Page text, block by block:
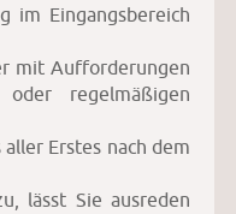
im Eingangsbereich
mit Aufforderungen
regelmäßigen
Erstes nach dem
lässt Sie ausreden